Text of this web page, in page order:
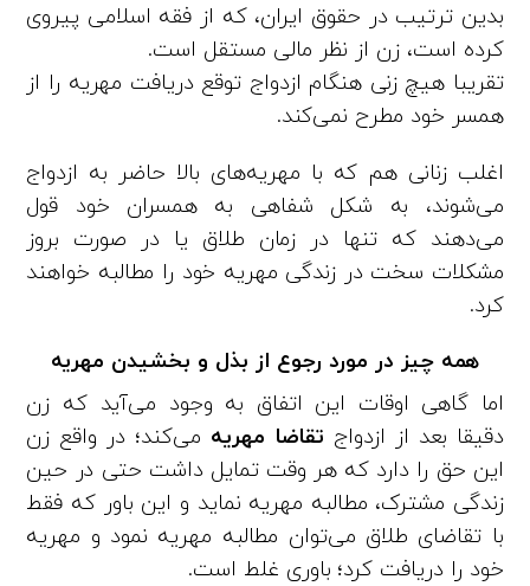
بدین ترتیب در حقوق ایران، که از فقه اسلامی پیروی
کرده است، زن از نظر مالی مستقل است.
تقریبا هیچ زنی هنگام ازدواج توقع دریافت مهریه را از
همسر خود مطرح نمی‌کند.
اغلب زنانی هم که با مهریه‌‌های بالا حاضر به ازدواج
می‌شوند، به شکل شفاهی به همسران خود قول
می‌دهند که تنها در زمان طلاق یا در صورت بروز
مشکلات سخت در زندگی مهریه خود را مطالبه خواهند
کرد.
همه چیز در مورد رجوع از بذل و بخشیدن مهریه
اما گاهی اوقات این اتفاق به وجود می‌آید که زن
دقیقا بعد از ازدواج تقاضا مهریه می‌کند؛ در واقع زن
این حق را دارد که هر وقت تمایل داشت حتی در حین
زندگی مشترک، مطالبه مهریه نماید و این باور که فقط
با تقاضای طلاق می‌توان مطالبه مهریه نمود و مهریه
خود را دریافت کرد؛ باوری غلط است.